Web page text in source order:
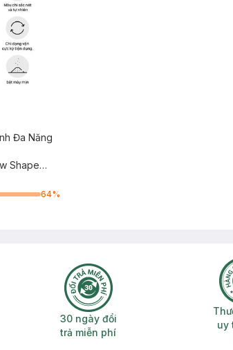
Đa Năng
Shape
64%
phí 2H 30 ngày đổi trả miễn phí
30 ngày đổi
trả miễn phí
uy